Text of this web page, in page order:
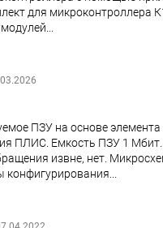
для микроконтроллера
ПЗУ на основе
ПЛИС. Емкость ПЗУ 1
извне, нет.